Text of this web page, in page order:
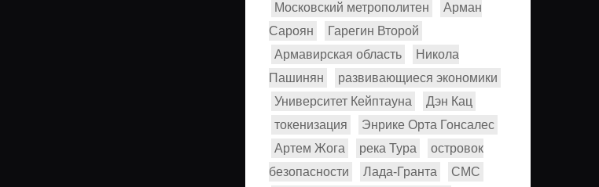
Московский метрополитен
Арман
Сароян
Гарегин Второй
Армавирская область
Никола
Пашинян
развивающиеся экономики
Университет Кейптауна
Дэн Кац
токенизация
Энрике Орта Гонсалес
Артем Жога
река Тура
островок
безопасности
Лада-Гранта
СМС